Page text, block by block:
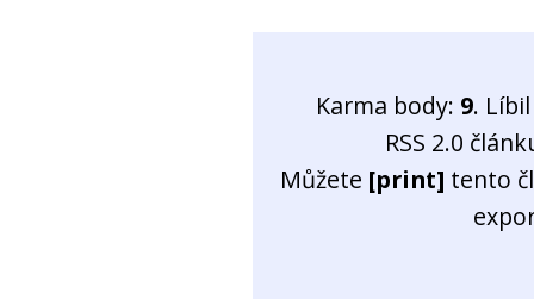
Karma body: 9.
RSS 2.0
Můžete [print] tento